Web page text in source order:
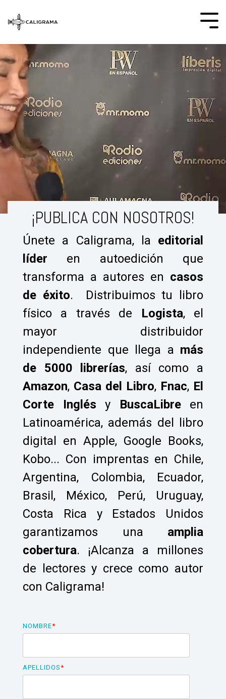
¡PUBLICA CON NOSOTROS!
Únete a Caligrama, la editorial
líder en autoedición que
transforma a autores en casos
de éxito.
Distribuimos tu libro
físico a través de Logista, el
mayor distribuidor
independiente que llega a más
de 5000 librerías, así como a
Amazon, Casa del Libro, Fnac, El
Corte Inglés y BuscaLibre en
Latinoamérica, además del libro
digital en Apple, Google Books,
Kobo... Con imprentas en Chile,
Argentina, Colombia, Ecuador,
Brasil, México, Perú, Uruguay,
Costa Rica y Estados Unidos
garantizamos una amplia
cobertura. ¡Alcanza a millones
de lectores y crece como autor
con Caligrama!
NOMBRE*
APELLIDOS*